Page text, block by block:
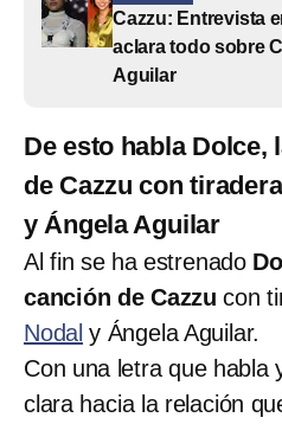
Cazzu: Entrevista
aclara todo sobre
Aguilar
De esto habla Dolce,
de Cazzu con
y Ángela Aguilar
Al fin se ha estrenado
canción de Cazzu con
Nodal y Ángela Aguilar.
Con una letra que habla
clara hacia la relación